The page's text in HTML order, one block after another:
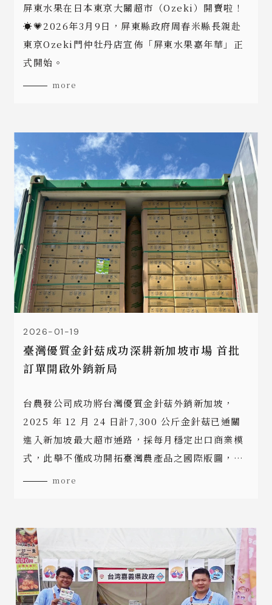
屏東水果在日本東京大關超市（Ozeki）開賣啦！
☀️💗2026年3月9日，屏東縣政府周春米縣長親赴
東京Ozeki門仲牡丹店宣佈「屏東水果嘉年華」正
式開始。
more
2026-01-19
臺灣優質金針菇成功深耕新加坡市場 首批
訂單開啟外銷新局
台農發公司成功將台灣優質金針菇外銷新加坡，
2025 年 12 月 24 日計7,300 公斤金針菇已通關
進入新加坡最大超市通路，採每月穩定出口商業模
式，此舉不僅成功開拓臺灣農產品之國際版圖，更
more